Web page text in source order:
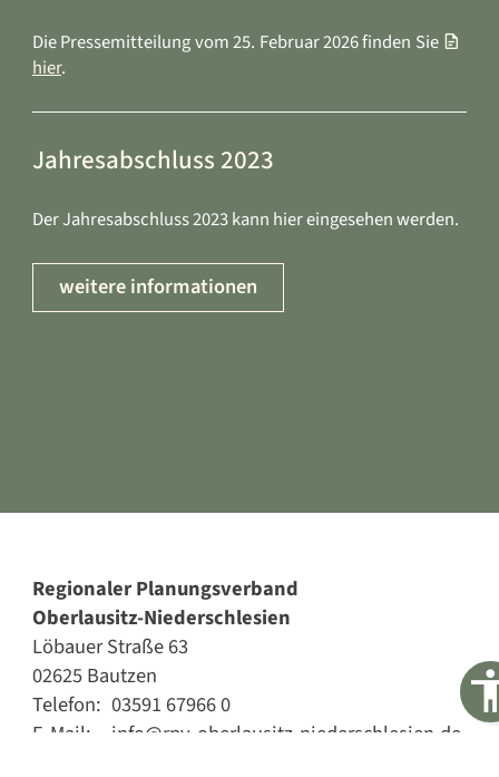
Die Pressemitteilung vom 25. Februar 2026 finden Sie
hier.
Jahresabschluss 2023
Der Jahresabschluss 2023 kann hier eingesehen werden.
weitere informationen
Regionaler Planungsverband
Oberlausitz-Niederschlesien
Löbauer Straße 63
02625 Bautzen
Telefon: 03591 67966 0
E-Mail:
info@rpv-oberlausitz-niederschlesien.de